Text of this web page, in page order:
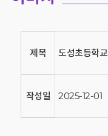
제목 도성초등학교
작성일 2025-12-01